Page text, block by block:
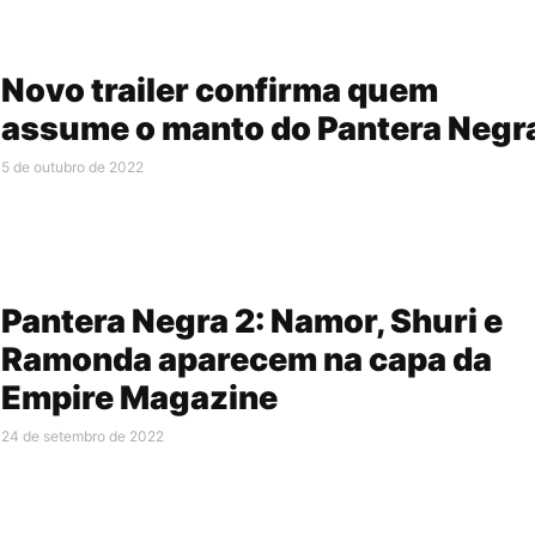
Novo trailer confirma quem
assume o manto do Pantera
5 de outubro de 2022
Pantera Negra 2: Namor, Shuri e
Ramonda aparecem na capa da
Empire Magazine
24 de setembro de 2022